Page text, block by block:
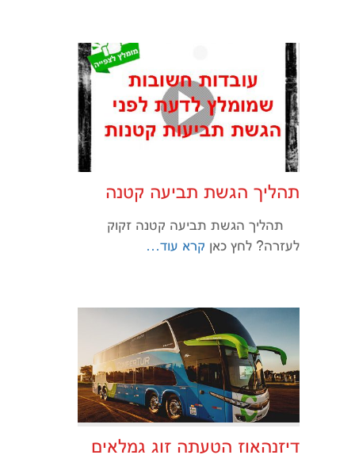
תהליך הגשת תביעה קטנה
תהליך הגשת תביעה קטנה זקוק
לעזרה? לחץ כאן קרא עוד…
דיזנהאוז הטעתה זוג גמלאים